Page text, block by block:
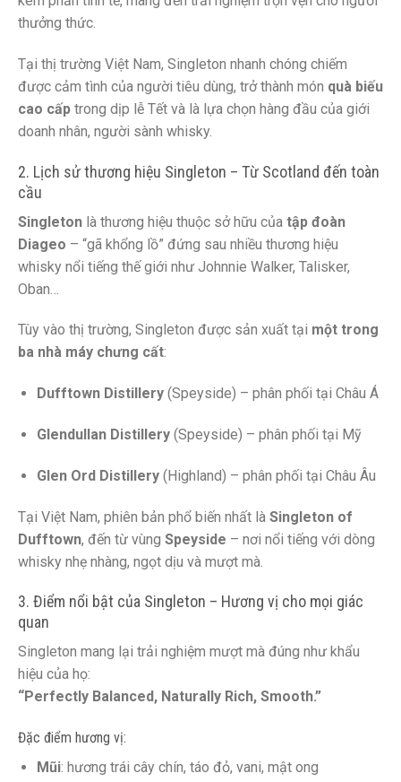
thưởng thức.
Tại thị trường Việt Nam, Singleton nhanh chóng chiếm
được cảm tình của người tiêu dùng, trở thành món quà biếu
cao cấp trong dịp lễ Tết và là lựa chọn hàng đầu của giới
doanh nhân, người sành whisky.
2. Lịch sử thương hiệu Singleton – Từ Scotland đến toàn
cầu
Singleton là thương hiệu thuộc sở hữu của tập đoàn
Diageo – “gã khổng lồ” đứng sau nhiều thương hiệu
whisky nổi tiếng thế giới như Johnnie Walker, Talisker,
Oban…
Tùy vào thị trường, Singleton được sản xuất tại một trong
ba nhà máy chưng cất:
Dufftown Distillery(Speyside) – phân phối tại Châu Á
Glendullan Distillery(Speyside) – phân phối tại Mỹ
Glen Ord Distillery(Highland) – phân phối tại Châu Âu
Tại Việt Nam, phiên bản phổ biến nhất là Singleton of
Dufftown, đến từ vùng Speyside – nơi nổi tiếng với dòng
whisky nhẹ nhàng, ngọt dịu và mượt mà.
3. Điểm nổi bật của Singleton – Hương vị cho mọi giác
quan
Singleton mang lại trải nghiệm mượt mà đúng như khẩu
hiệu của họ:
“Perfectly Balanced, Naturally Rich, Smooth.”
Đặc điểm hương vị:
Mũi: hương trái cây chín, táo đỏ, vani, mật ong